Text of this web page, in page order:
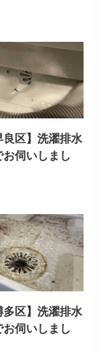
良区】洗濯排水
伺いしまし
多区】洗濯排水
伺いしまし